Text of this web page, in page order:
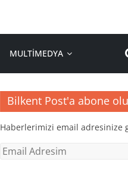
MULTİMEDYA
Bilkent Post'a abone
Haberlerimizi email adresinize
Email